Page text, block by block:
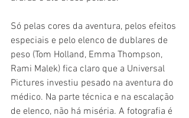
Só pelas cores da aventura, pelos efeitos
especiais e pelo elenco de dublares de
peso (Tom Holland, Emma Thompson,
Rami Malek) fica claro que a Universal
Pictures investiu pesado na aventura do
médico. Na parte técnica e na escalação
de elenco, não há miséria. A fotografia é